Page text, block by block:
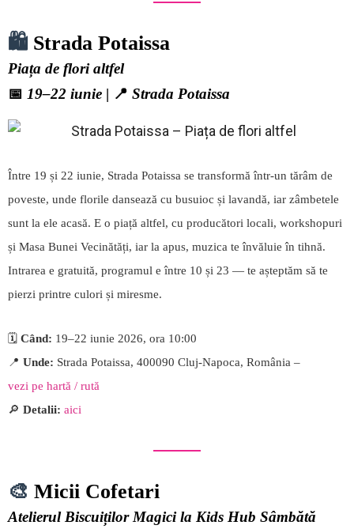
🛍️ Strada Potaissa
Piața de flori altfel
📅 19–22 iunie | 📍 Strada Potaissa
Între 19 și 22 iunie, Strada Potaissa se transformă într-un tărâm de
poveste, unde florile dansează cu busuioc și lavandă, iar zâmbetele
sunt la ele acasă. E o piață altfel, cu producători locali, workshopuri
și Masa Bunei Vecinătăți, iar la apus, muzica te învăluie în tihnă.
Intrarea e gratuită, programul e între 10 și 23 — te așteptăm să te
pierzi printre culori și miresme.
🗓️ Când: 19–22 iunie 2026, ora 10:00
📍 Unde: Strada Potaissa, 400090 Cluj-Napoca, România –
vezi pe hartă / rută
🔎 Detalii: aici
🎨 Micii Cofetari
Atelierul Biscuiților Magici la Kids Hub Sâmbătă